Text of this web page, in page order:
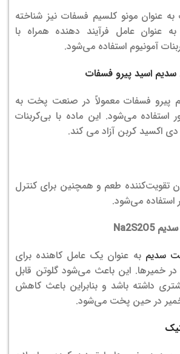
عنوان مونو کلسیم فسفات نیز شناخته
عنوان عامل فرآیند دهنده همراه با
آمونیوم استفاده می‌شود.
اسید پیرو فسفات
پیرو فسفات معمولاً در صنعت پخت به
استفاده می‌شود. این ماده با بی‌کربنات
اکسید کربن آزاد می کند.
تقویت‌کننده طعم و همچنین برای کنترل
استفاده می‌شود.
سدیم به عنوان یک عامل کاهنده برای
خمیرها. این باعث می‌شود گلوتن قابل
داشته باشد و بنابراین باعث کاهش
در حین پخت می‌شود.